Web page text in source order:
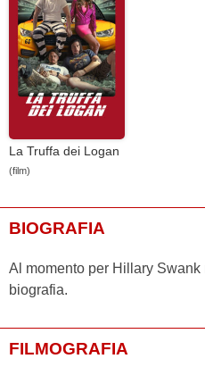
La Truffa dei Logan
(film)
BIOGRAFIA
Al momento per Hillary
biografia.
FILMOGRAFIA